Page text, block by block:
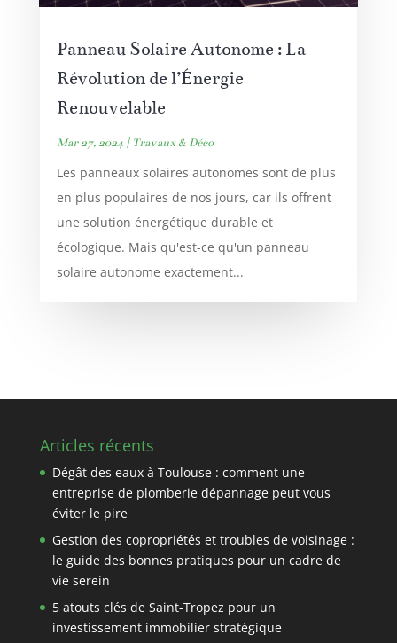
Panneau Solaire Autonome : La
Révolution de l’Énergie
Renouvelable
Mar 27, 2024| Travaux & Déco
Les panneaux solaires autonomes sont de plus
en plus populaires de nos jours, car ils offrent
une solution énergétique durable et
écologique. Mais qu'est-ce qu'un panneau
solaire autonome exactement...
Articles récents
Dégât des eaux à Toulouse : comment une
entreprise de plomberie dépannage peut vous
éviter le pire
Gestion des copropriétés et troubles de voisinage :
le guide des bonnes pratiques pour un cadre de
vie serein
5 atouts clés de Saint-Tropez pour un
investissement immobilier stratégique